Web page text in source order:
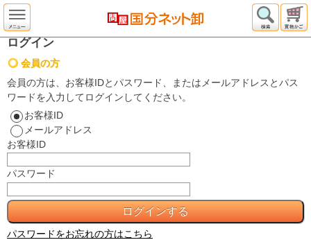
ログイン
会員の方
会員の方は、お客様IDとパスワード、またはメールアドレスとパス
ワードを入力してログインしてください。
お客様ID
メールアドレス
お客様ID
パスワード
パスワードをお忘れの方はこちら